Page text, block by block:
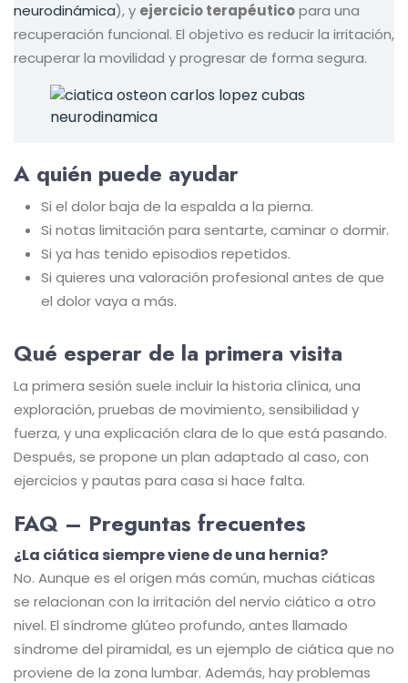
neurodinámica), y ejercicio terapéuticopara una
recuperación funcional. El objetivo es reducir la irritación,
recuperar la movilidad y progresar de forma segura.
A quién puede ayudar
Si el dolor baja de la espalda a la pierna.
Si notas limitación para sentarte, caminar o dormir.
Si ya has tenido episodios repetidos.
Si quieres una valoración profesional antes de que
el dolor vaya a más.
Qué esperar de la primera visita
La primera sesión suele incluir la historia clínica, una
exploración, pruebas de movimiento, sensibilidad y
fuerza, y una explicación clara de lo que está pasando.
Después, se propone un plan adaptado al caso, con
ejercicios y pautas para casa si hace falta.
FAQ – Preguntas frecuentes
¿La ciática siempre viene de una hernia?
No. Aunque es el origen más común, muchas ciáticas
se relacionan con la irritación del nervio ciático a otro
nivel. El síndrome glúteo profundo, antes llamado
síndrome del piramidal, es un ejemplo de ciática que no
proviene de la zona lumbar. Además, hay problemas